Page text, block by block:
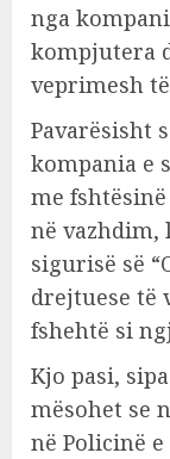
nga
kompjutera
veprimesh
Pavarësisht
kompania e
me
në vazhdim,
sigurisë së
drejtuese të
fshehtë si
Kjo pasi,
mësohet se
në Policinë